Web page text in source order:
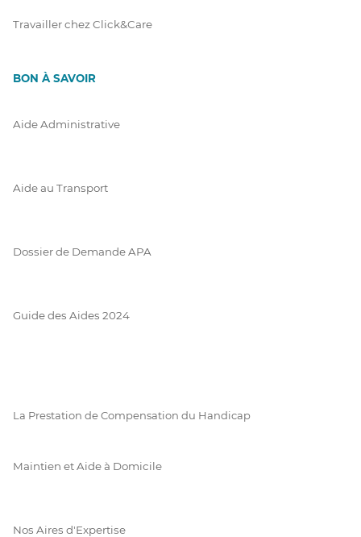
Travailler chez Click&Care
BON À SAVOIR
Aide Administrative
Aide au Transport
Dossier de Demande APA
Guide des Aides 2024
La Prestation de Compensation du Handicap
Maintien et Aide à Domicile
Nos Aires d'Expertise